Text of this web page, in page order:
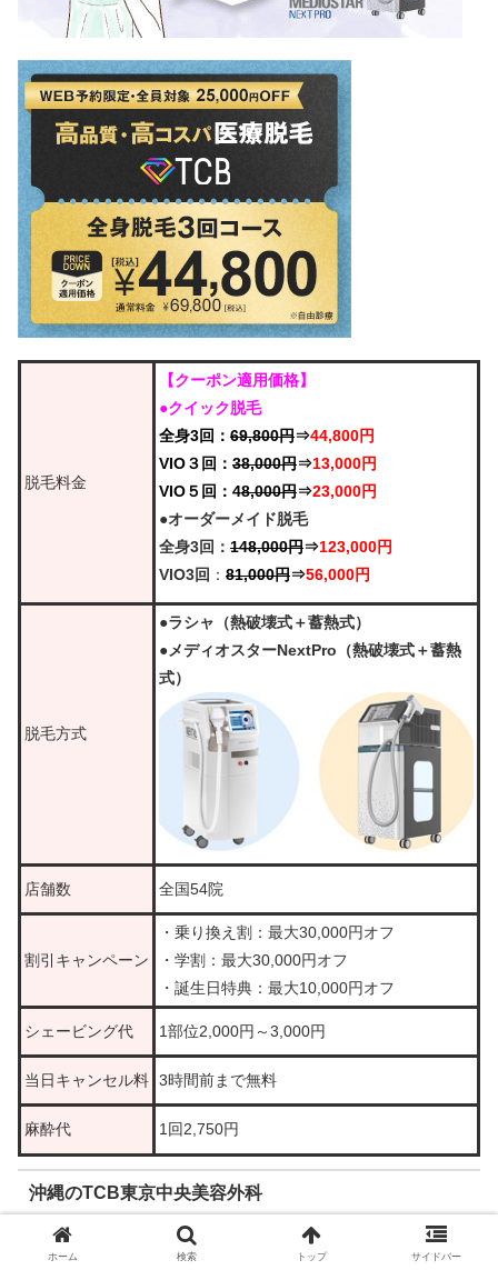
脱毛料金
【クーポン適用価格】
●クイック脱毛
全身3回： 69,800円⇒44,800円
VIO３回： 38,000円⇒13,000円
VIO５回：48,000円⇒23,000円
●オーダーメイド脱毛
全身3回： 148,000円⇒123,000円
VIO3回 ： 81,000円⇒56,000円
脱毛方式
●ラシャ（熱破壊式＋蓄熱式）
●メディオスターNextPro（熱破壊式＋蓄熱
式）
店舗数 全国54院
割引キャンペーン
・乗り換え割：最大30,000円オフ
・学割：最大30,000円オフ
・誕生日特典：最大10,000円オフ
シェービング代 1部位2,000円～3,000円
当日キャンセル料 3時間前まで無料
麻酔代 1回2,750円
沖縄のTCB東京中央美容外科
那覇院
沖縄県那覇市久茂地1-1-1
地図
ホーム 検索 トップ サイドバー